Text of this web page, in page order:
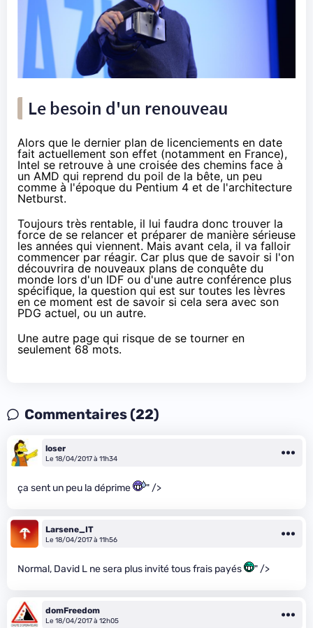
Le besoin d'un renouveau
Alors que le dernier plan de licenciements en date
fait actuellement son effet (notamment en France),
Intel se retrouve à une croisée des chemins face à
un AMD qui reprend du poil de la bête, un peu
comme à l'époque du Pentium 4 et de l'architecture
Netburst.
Toujours très rentable, il lui faudra donc trouver la
force de se relancer et préparer de manière sérieuse
les années qui viennent. Mais avant cela, il va falloir
commencer par réagir. Car plus que de savoir si l'on
découvrira de nouveaux plans de conquête du
monde lors d'un IDF ou d'une autre conférence plus
spécifique, la question qui est sur toutes les lèvres
en ce moment est de savoir si cela sera avec son
PDG actuel, ou un autre.
Une autre page qui risque de se tourner en
seulement 68 mots.
Commentaires (22)
loser
Le 18/04/2017 à 11h34
ça sent un peu la déprime " />
Larsene_IT
Le 18/04/2017 à 11h56
Normal, David L ne sera plus invité tous frais payés " />
domFreedom
Le 18/04/2017 à 12h05